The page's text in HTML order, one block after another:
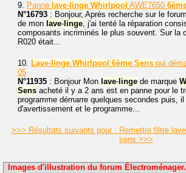
9. Panne lave- linge Whirlpool AWE7650
N°16793 : Bonjour, Après recherche sur le
de mon lave- linge, j'ai tenté la réparation
composants incriminés le plus souvent. Sur la
R020 était...
10. Lave- linge Whirlpool 6ème Sens qui
05
N°11935 : Bonjour Mon lave- linge de marque
Sens acheté il y a 2 ans est en panne pour le
programme démarre quelques secondes puis,
d'avertissement et le programme...
>>> Résultats suivants pour : Remettre filtre
sens >>>
Images d'illustration du forum